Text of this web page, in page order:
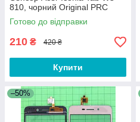
810, чорний Original PRC
Готово до відправки
210 ₴ 420 ₴
Купити
–50%